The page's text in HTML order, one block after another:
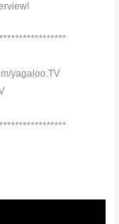
yagaloo.TV